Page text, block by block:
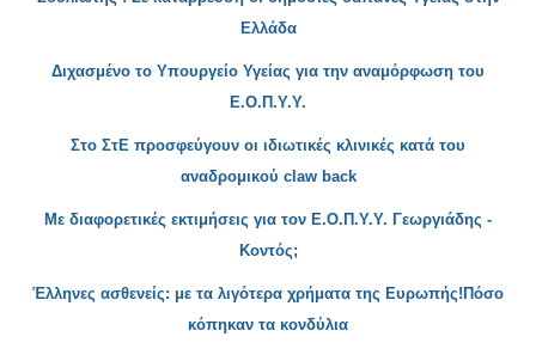
Ελλάδα
Διχασμένο το Υπουργείο Υγείας για την αναμόρφωση του
Ε.Ο.Π.Υ.Υ.
Στο ΣτΕ προσφεύγουν οι ιδιωτικές κλινικές κατά του
αναδρομικού claw back
Με διαφορετικές εκτιμήσεις για τον Ε.Ο.Π.Υ.Υ. Γεωργιάδης -
Κοντός;
Έλληνες ασθενείς: με τα λιγότερα χρήματα της Ευρωπής!Πόσο
κόπηκαν τα κονδύλια